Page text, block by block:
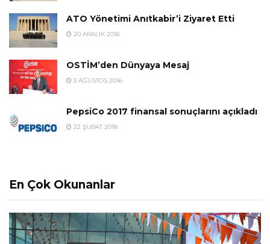
ATO Yönetimi Anıtkabir’i Ziyaret Etti
20 ARALIK 2016
OSTİM’den Dünyaya Mesaj
3 AĞUSTOS 2016
PepsiCo 2017 finansal sonuçlarını açıkladı
22 ŞUBAT 2018
En Çok Okunanlar